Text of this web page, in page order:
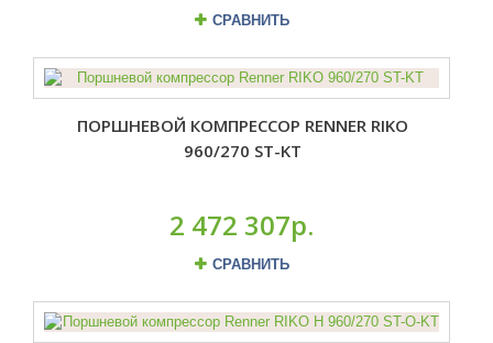
СРАВНИТЬ
ПОРШНЕВОЙ КОМПРЕССОР RENNER RIKO
960/270 ST-KT
2 472 307р.
СРАВНИТЬ